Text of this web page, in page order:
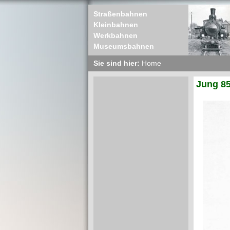
Straßenbahnen
Kleinbahnen
Werkbahnen
Museumsbahnen
Sie sind hier: Home
Jung